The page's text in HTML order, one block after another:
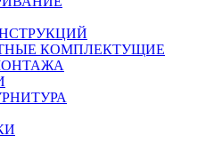
КОМПЛЕКТУЩИЕ